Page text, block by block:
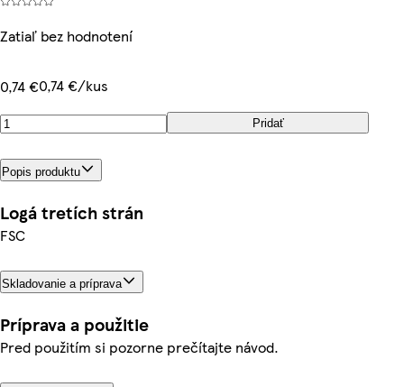
Zatiaľ bez hodnotení
0,74 €0,74 €/kus
Pridať
Popis produktu
Logá tretích strán
FSC
Skladovanie a príprava
Príprava a použitie
Pred použitím si pozorne prečítajte návod.